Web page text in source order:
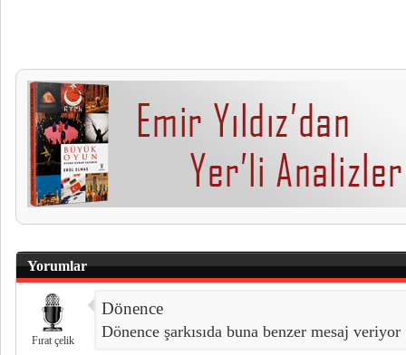
Yorumlar
Fırat çelik
Dönence
Dönence şarkısıda buna benzer mesaj veriyor